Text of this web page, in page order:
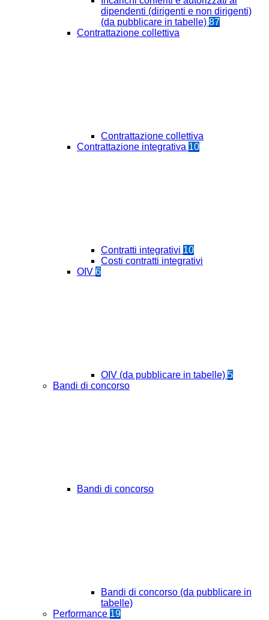
dipendenti (dirigenti e non dirigenti)
(da pubblicare in tabelle) 87
Contrattazione collettiva
Contrattazione collettiva
Contrattazione integrativa 10
Contratti integrativi 10
Costi contratti integrativi
OIV 6
OIV (da pubblicare in tabelle) 5
Bandi di concorso
Bandi di concorso
Bandi di concorso (da pubblicare in
tabelle)
Performance 19